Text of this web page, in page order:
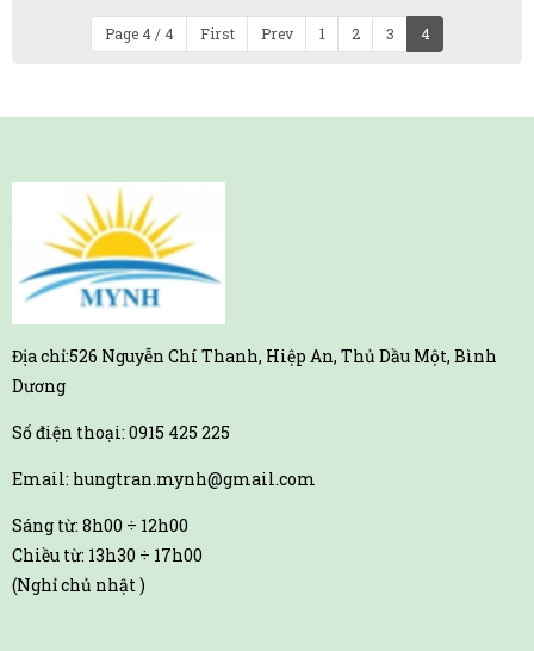
Page 4 / 4 First Prev 1 2 3 4
Địa chỉ:526 Nguyễn Chí Thanh, Hiệp An, Thủ Dầu Một, Bình
Dương
Số điện thoại: 0915 425 225
Email: hungtran.mynh@gmail.com
Sáng từ: 8h00 ÷ 12h00
Chiều từ: 13h30 ÷ 17h00
(Nghỉ chủ nhật )